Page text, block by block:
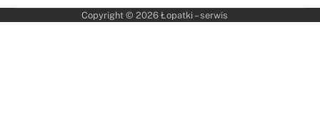
Copyright © 2026 Łopatki – serwis